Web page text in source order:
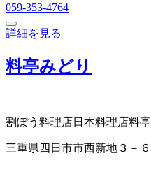
059-353-4764
詳細を見る
料亭みどり
割ぽう料理店日本料理店料亭
三重県四日市市西新地３－６